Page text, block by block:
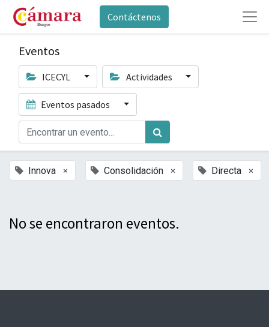
Contáctenos
Eventos
ICECYL Actividades
Eventos pasados
Innova × Consolidación × Directa ×
No se encontraron eventos.